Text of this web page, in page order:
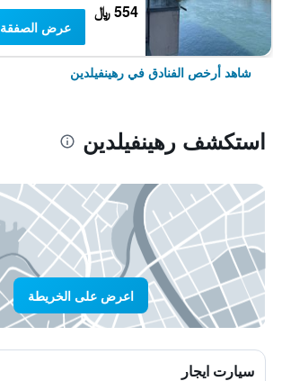
554 ﷼
عرض الصفقة
شاهد أرخص الفنادق في رهينفيلدين
استكشف رهينفيلدين
اعرض على الخريطة
سيارت ايجار